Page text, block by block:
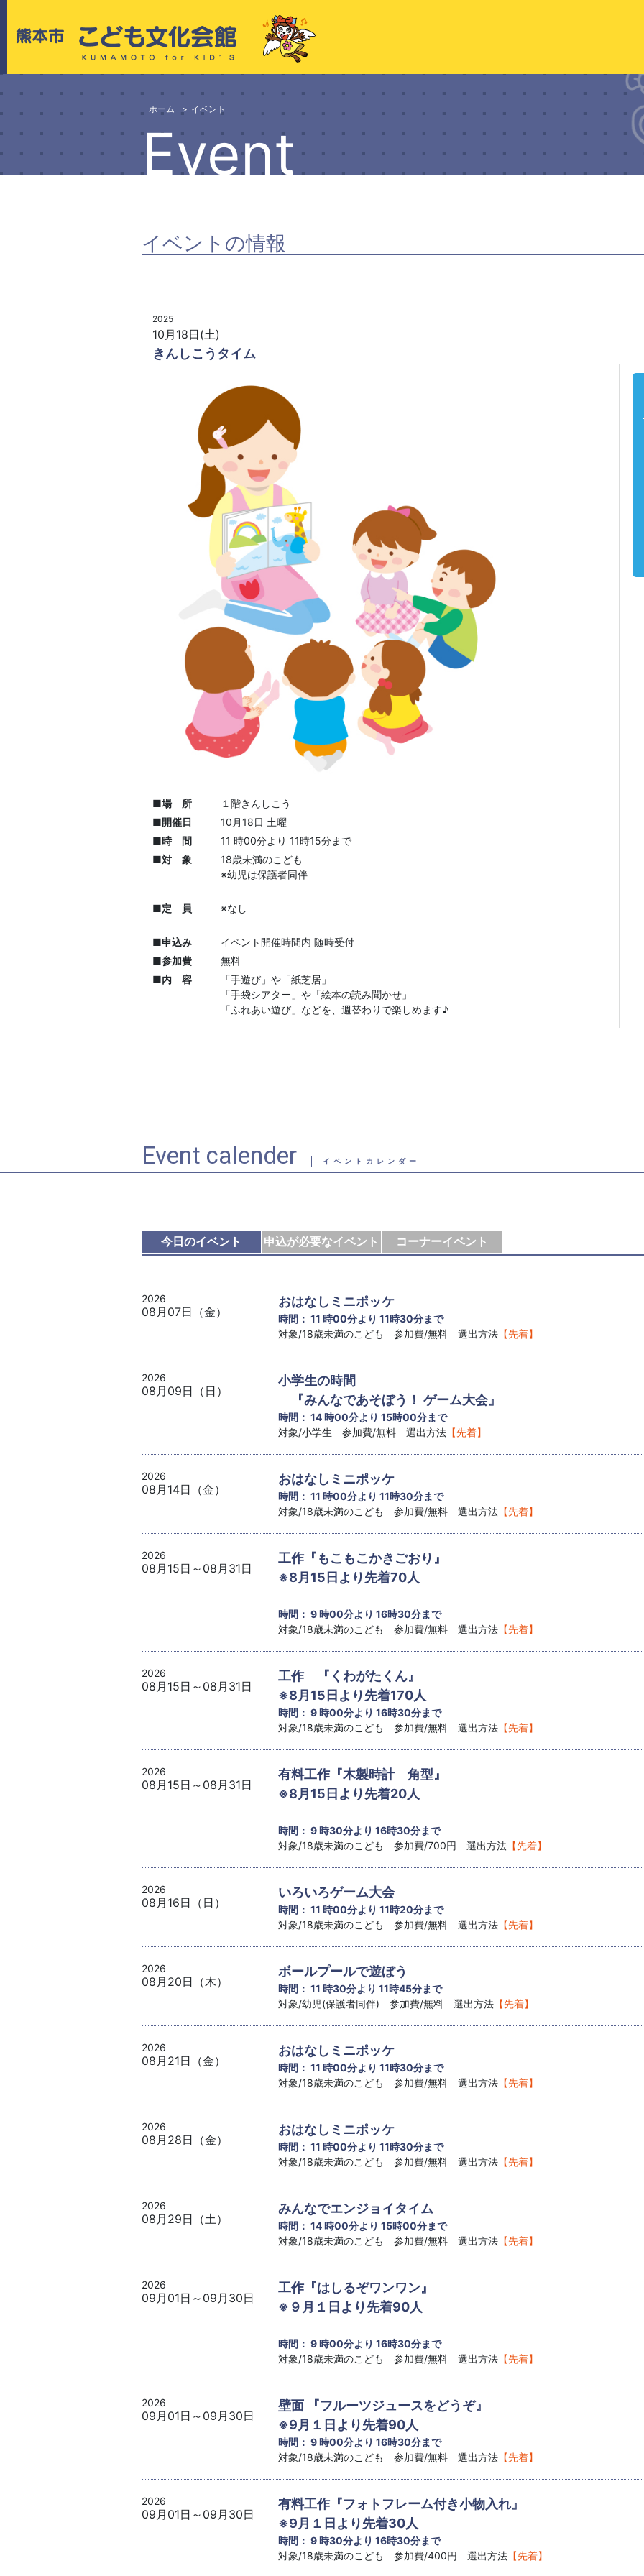
ホーム イベント
Event
イベントの情報
2025
10月18日(土)
きんしこうタイム
■場 所
１階きんしこう
■開催日
10月18日 土曜
■時 間
11 時00分より 11時15分まで
■対 象
18歳未満のこども
※幼児は保護者同伴
■定 員 ※なし
■申込み
イベント開催時間内 随時受付
■参加費
無料
■内 容
「手遊び」や「紙芝居」
「手袋シアター」や「絵本の読み聞かせ」
「ふれあい遊び」などを、週替わりで楽しめます♪
Event calender イベントカレンダー
今日のイベント 申込が必要なイベント コーナーイベント
2026
08月07日（金）
おはなしミニポッケ
時間： 11 時00分より 11時30分まで
対象/18歳未満のこども 参加費/無料 選出方法 【先着】
2026
08月09日（日）
小学生の時間
『みんなであそぼう！ ゲーム大会』
時間： 14 時00分より 15時00分まで
対象/小学生 参加費/無料 選出方法 【先着】
2026
08月14日（金）
おはなしミニポッケ
時間： 11 時00分より 11時30分まで
対象/18歳未満のこども 参加費/無料 選出方法 【先着】
2026
08月15日～08月31日
工作『もこもこかきごおり』
※8月15日より先着70人
時間： 9 時00分より 16時30分まで
対象/18歳未満のこども 参加費/無料 選出方法 【先着】
2026
08月15日～08月31日
工作 『くわがたくん』
※8月15日より先着170人
時間： 9 時00分より 16時30分まで
対象/18歳未満のこども 参加費/無料 選出方法 【先着】
2026
08月15日～08月31日
有料工作『木製時計 角型』
※8月15日より先着20人
時間： 9 時30分より 16時30分まで
対象/18歳未満のこども 参加費/700円 選出方法 【先着】
2026
08月16日（日）
いろいろゲーム大会
時間： 11 時00分より 11時20分まで
対象/18歳未満のこども 参加費/無料 選出方法 【先着】
2026
08月20日（木）
ボールプールで遊ぼう
時間： 11 時30分より 11時45分まで
対象/幼児(保護者同伴) 参加費/無料 選出方法 【先着】
2026
08月21日（金）
おはなしミニポッケ
時間： 11 時00分より 11時30分まで
対象/18歳未満のこども 参加費/無料 選出方法 【先着】
2026
08月28日（金）
おはなしミニポッケ
時間： 11 時00分より 11時30分まで
対象/18歳未満のこども 参加費/無料 選出方法 【先着】
2026
08月29日（土）
みんなでエンジョイタイム
時間： 14 時00分より 15時00分まで
対象/18歳未満のこども 参加費/無料 選出方法 【先着】
2026
09月01日～09月30日
工作『はしるぞワンワン』
※９月１日より先着90人
時間： 9 時00分より 16時30分まで
対象/18歳未満のこども 参加費/無料 選出方法 【先着】
2026
09月01日～09月30日
壁面 『フルーツジュースをどうぞ』
※9月１日より先着90人
時間： 9 時00分より 16時30分まで
対象/18歳未満のこども 参加費/無料 選出方法 【先着】
2026
09月01日～09月30日
有料工作『フォトフレーム付き小物入れ』
※9月１日より先着30人
時間： 9 時30分より 16時30分まで
対象/18歳未満のこども 参加費/400円 選出方法 【先着】